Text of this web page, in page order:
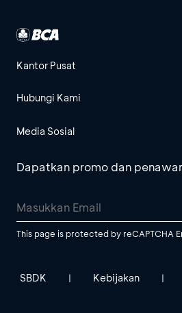
Kantor Pusat
Hubungi Kami
Media Sosial
Dapatkan promo dan
This page is protected by reCAPTCHA
SBDK | Kebijakan |